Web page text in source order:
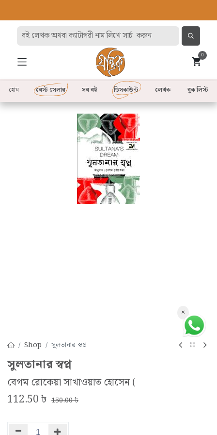
0
হোম বেস্ট সেলার সব বই লেখক
ডিসকাউন্ট বুক লিস্ট
Shop সুলতানার স্বপ্ন
সুলতানার স্বপ্ন
বেগম রোকেয়া সাখাওয়াত হোসেন (
112.50৳ 150.00৳
×